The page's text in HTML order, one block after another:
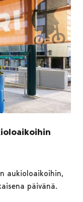
aukioloaikoihin,
päivänä.